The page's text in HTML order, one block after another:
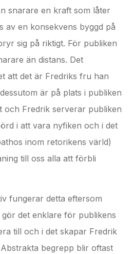
snarare en kraft som låter
av en konsekvens byggd på
sig på riktigt. För publiken
än distans. Det
att det är Fredriks fru han
är på plats i publiken
och Fredrik serverar publiken
i att vara nyfiken och i det
inom retorikens värld)
till oss alla att förbli
fungerar detta eftersom
det enklare för publikens
till och i det skapar Fredrik
begrepp blir oftast